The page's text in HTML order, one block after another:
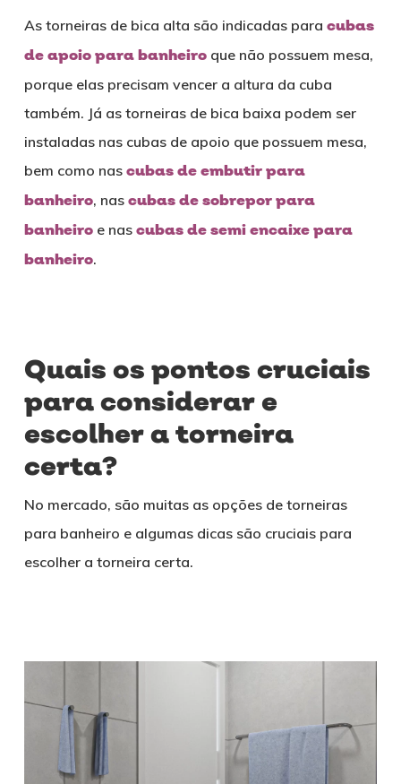
As torneiras de bica alta são indicadas para cubas
de apoio para banheiroque não possuem mesa,
porque elas precisam vencer a altura da cuba
também. Já as torneiras de bica baixa podem ser
instaladas nas cubas de apoio que possuem mesa,
bem como nas cubas de embutir para
banheiro, nas cubas de sobrepor para
banheiroe nas cubas de semi encaixe para
banheiro.
Quais os pontos cruciais
para considerar e
escolher a torneira
certa?
No mercado, são muitas as opções de torneiras
para banheiro e algumas dicas são cruciais para
escolher a torneira certa.